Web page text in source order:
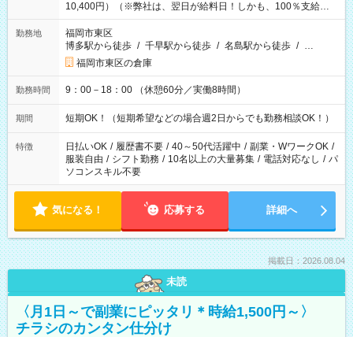
10,400円）（※弊社は、翌日が給料日！しかも、100％支給な
ので働いた分がすぐにもらえる！）
勤務地
福岡市東区
博多駅から徒歩 / 千早駅から徒歩 / 名島駅から徒歩 / …
福岡市東区の倉庫
勤務時間 9：00－18：00 （休憩60分／実働8時間）
期間 短期OK！（短期希望などの場合週2日からでも勤務相談OK！）
特徴 日払いOK / 履歴書不要 / 40～50代活躍中 / 副業・WワークOK /
服装自由 / シフト勤務 / 10名以上の大量募集 / 電話対応なし / パ
ソコンスキル不要
気になる！ 応募する 詳細へ
掲載日：2026.08.04
未読
〈月1日～で副業にピッタリ＊時給1,500円～〉
チラシのカンタン仕分け